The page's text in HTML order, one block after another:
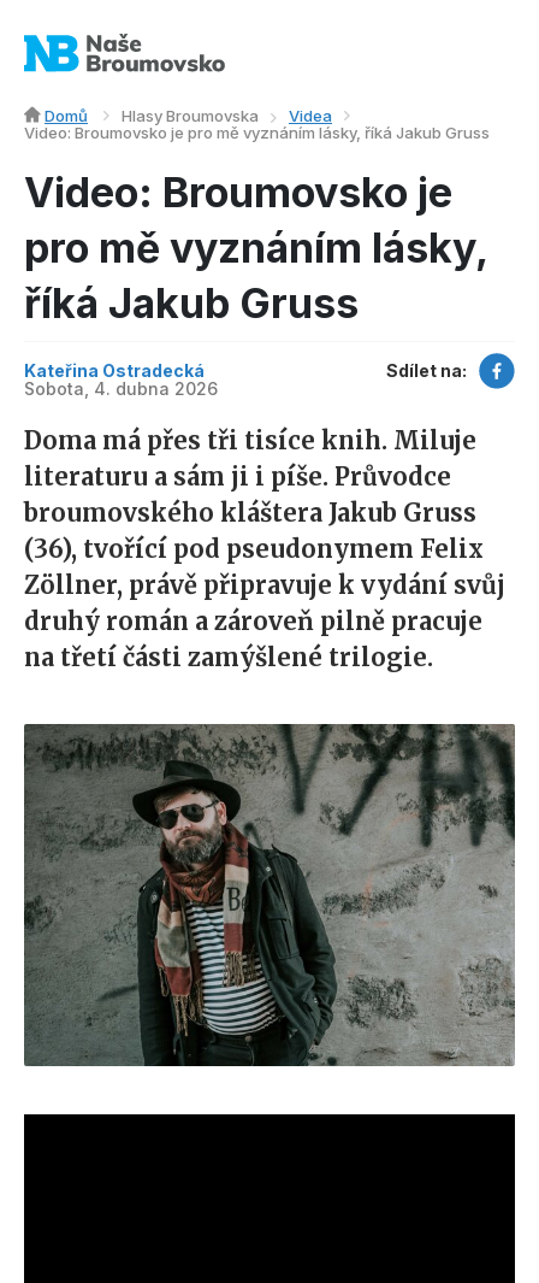
Domů Hlasy Broumovska
Videa
Video: Broumovsko je pro mě vyznáním lásky, říká Jakub Gruss
Video: Broumovsko je
pro mě vyznáním lásky,
říká Jakub Gruss
Kateřina Ostradecká
Sobota, 4. dubna 2026
Sdílet na:
Doma má přes tři tisíce knih. Miluje
literaturu a sám ji i píše. Průvodce
broumovského kláštera Jakub Gruss
(36), tvořící pod pseudonymem Felix
Zöllner, právě připravuje k vydání svůj
druhý román a zároveň pilně pracuje
na třetí části zamýšlené trilogie.